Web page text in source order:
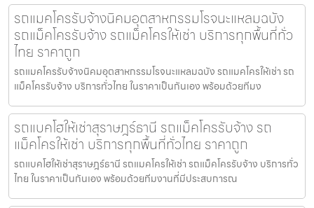
รถแมคโครรับจ้างนิคมอุตสาหกรรมโรจนะแหลมฉบัง
รถแม็คโครรับจ้าง รถแม็คโครให้เช่า บริการทุกพื้นที่ทั่ว
ไทย ราคาถูก
รถแมคโครรับจ้างนิคมอุตสาหกรรมโรจนะแหลมฉบัง รถแมคโครให้เช่า รถ
แม็คโครรับจ้าง บริการทั่วไทย ในราคาเป็นกันเอง พร้อมด้วยทีมง
รถแบคโฮให้เช่าสุราษฎร์ธานี รถแม็คโครรับจ้าง รถ
แม็คโครให้เช่า บริการทุกพื้นที่ทั่วไทย ราคาถูก
รถแบคโฮให้เช่าสุราษฎร์ธานี รถแมคโครให้เช่า รถแม็คโครรับจ้าง บริการทั่ว
ไทย ในราคาเป็นกันเอง พร้อมด้วยทีมงานที่มีประสบการณ